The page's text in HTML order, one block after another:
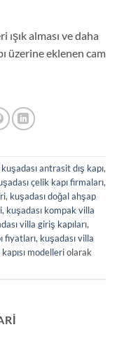
ışık alması ve daha
üzerine eklenen cam
kuşadası antrasit dış kapı,
çelik kapı firmaları,
, kuşadası doğal ahşap
, kuşadası kompak villa
villa giriş kapıları,
fiyatları, kuşadası villa
modelleriolarak